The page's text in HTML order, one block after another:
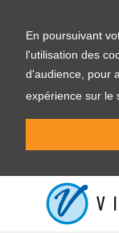
En poursuivant
l'utilisation des
d'audience, pour
expérience sur le